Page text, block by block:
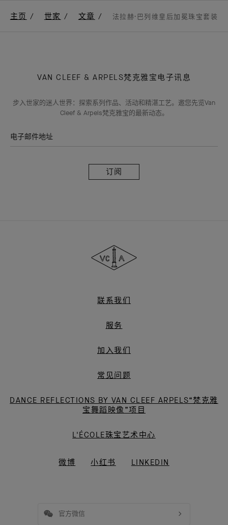
主页 世家 文章 法拉赫·巴列维皇后加冕珠宝套装
VAN CLEEF & ARPELS梵克雅宝电子讯息
步入世家的迷人世界：探索系列作品、活动和精湛工艺。邀您先览Van
Cleef & Arpels梵克雅宝的最新动态。
电子邮件地址
阅
&
Arpels
梵
雅
宝
联系我们
服务
加入我们
常见问题
DANCE REFLECTIONS BY VAN CLEEF ARPELS“梵克雅
宝舞蹈映像”项目
L'ÉCOLE珠宝艺术中心
微博 小红书 LINKEDIN
官方微信